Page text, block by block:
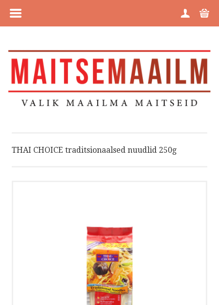
HOME
TOOTEGRUPID
VÕTA ÜHENDUST
THAI CHOICE traditsionaalsed nuudlid 250g